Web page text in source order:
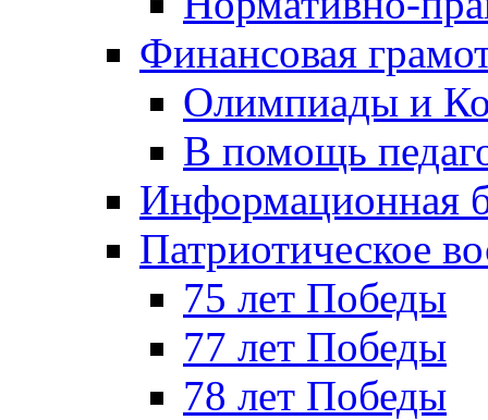
Финансовая
Олимпиады и
В помощь
Информационная
Патриотическое
75 лет Победы
77 лет Победы
78 лет Победы